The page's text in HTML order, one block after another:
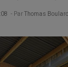
- ParThomas Boulard